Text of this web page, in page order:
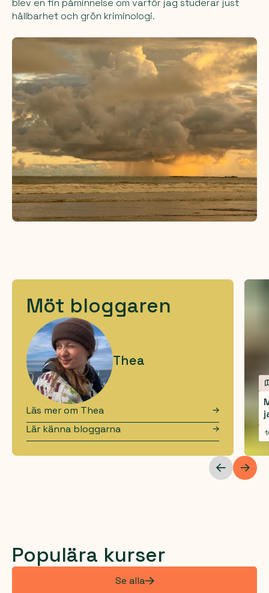
hållbarhet och grön kriminologi.
Möt bloggaren
Thea
Läs mer om Thea
Lär känna bloggarna
Populära kurser
Se alla